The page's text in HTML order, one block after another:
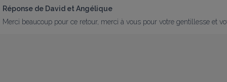
Réponse de David et Angélique
Merci beaucoup pour ce retour, merci à vous pour votre gentillesse et